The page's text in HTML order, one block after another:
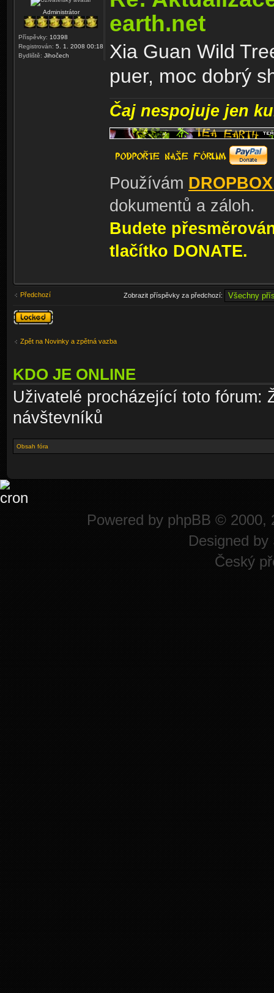
Administrátor
Příspěvky: 10398
Registrován: 5. 1. 2008 00:18
Bydliště: Jihočech
earth.net
Xia Guan Wild
puer, moc dobrý
Čaj nespojuje jen
Používám
dokumentů a záloh.
Budete
tlačítko DONATE.
Předchozí Zobrazit příspěvky za předchozí:
Téma
uzamknuto
Zpět na Novinky a zpětná vazba
KDO JE ONLINE
Uživatelé procházející toto fórum:
návštevníků
Obsah fóra
Powered by phpBB © 2000,
Designed by
Český